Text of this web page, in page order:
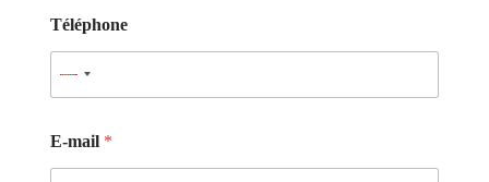
Téléphone
N
o
u
n
E-mail *